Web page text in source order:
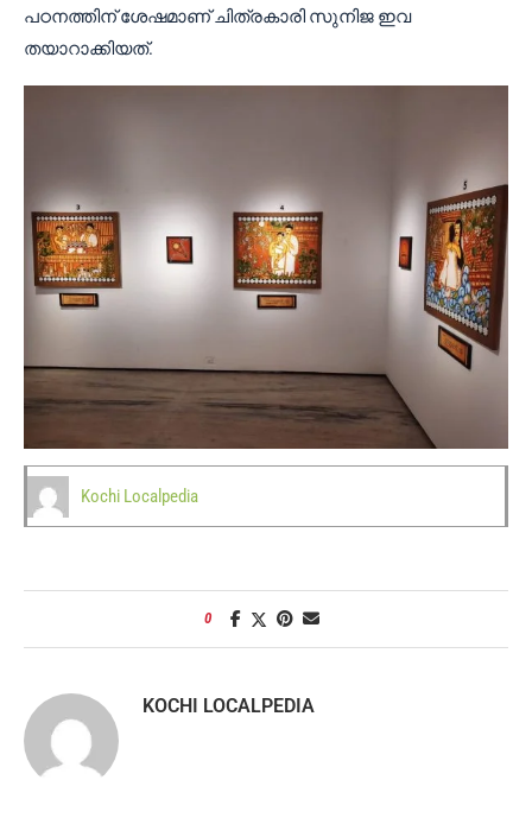
പഠനത്തിന് ശേഷമാണ് ചിത്രകാരി സുനിജ ഇവ
തയാറാക്കിയത്.
Kochi Localpedia
0
KOCHI LOCALPEDIA